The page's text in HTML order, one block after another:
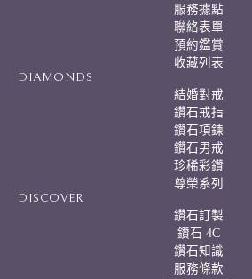
服務據點
聯絡表單
預約鑑賞
收藏列表
DIAMONDS
結婚對戒
鑽石戒指
鑽石項鍊
鑽石男戒
珍稀彩鑽
尊榮系列
DISCOVER
鑽石訂製
鑽石 4C
鑽石知識
服務條款